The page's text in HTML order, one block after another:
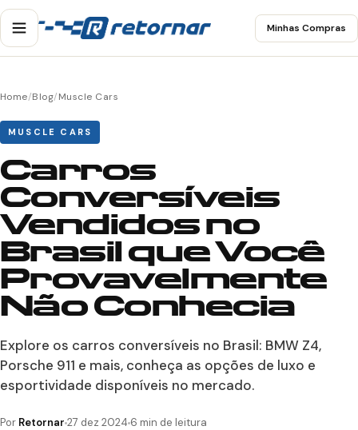
Minhas Compras
Home/Blog/Muscle Cars
MUSCLE CARS
Carros
Conversíveis
Vendidos no
Brasil que Você
Provavelmente
Não Conhecia
Explore os carros conversíveis no Brasil: BMW Z4,
Porsche 911 e mais, conheça as opções de luxo e
esportividade disponíveis no mercado.
Por Retornar 27 dez 2024 6 min de leitura